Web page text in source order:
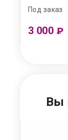
Под заказ
3 000 ₽
Вы